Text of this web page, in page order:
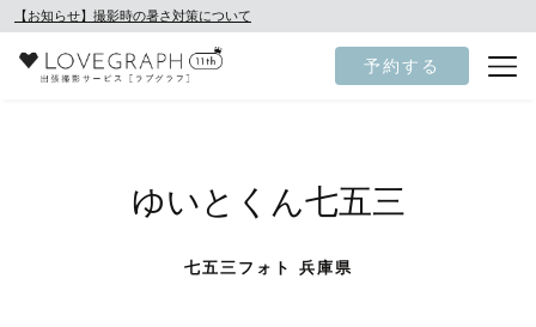
【お知らせ】撮影時の暑さ対策について
予約する
ゆいとくん七五三
七五三フォト 兵庫県